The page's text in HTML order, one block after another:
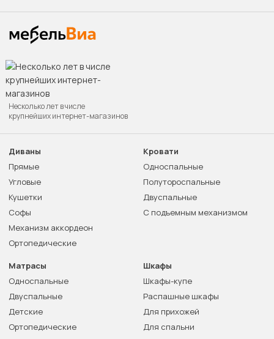
Несколько лет в числе
крупнейших интернет-магазинов
Диваны
Прямые
Угловые
Кушетки
Софы
Механизм аккордеон
Ортопедические
Кровати
Односпальные
Полутороспальные
Двуспальные
С подъемным механизмом
Матрасы
Односпальные
Двуспальные
Детские
Ортопедические
Шкафы
Шкафы-купе
Распашные шкафы
Для прихожей
Для спальни